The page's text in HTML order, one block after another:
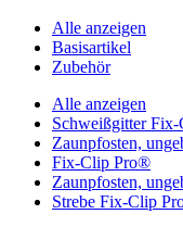
Alle anzeigen
Basisartikel
Zubehör
Alle anzeigen
Schweißgitter
Zaunpfosten,
Fix-Clip Pro®
Zaunpfosten,
Strebe Fix-Clip